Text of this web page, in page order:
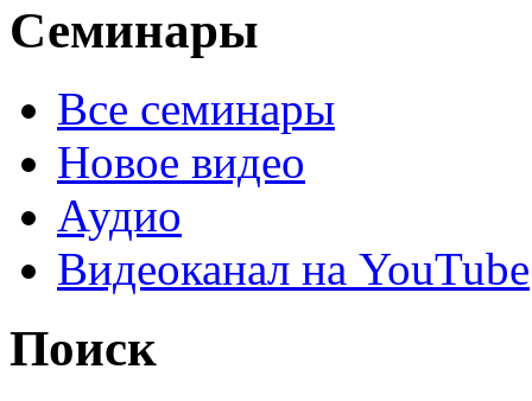
Семинары
Все семинары
Новое видео
Аудио
Видеоканал на YouTube
Поиск